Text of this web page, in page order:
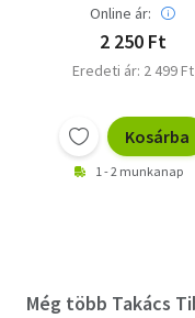
Online ár:
2 250 Ft
Eredeti ár: 2 499 Ft
Kosárba
1 - 2 munkanap
Még több Takács